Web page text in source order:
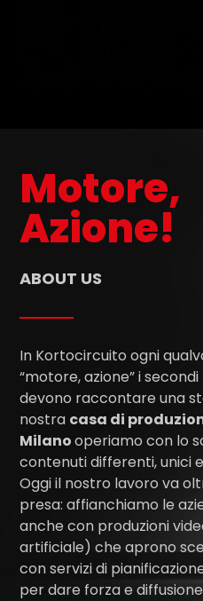
Motore,
Azione!
ABOUT US
In Kortocircuito ogni
“motore, azione” i
devono raccontare una
nostra casa di
Milanooperiamo con lo
contenuti differenti, unici e
Oggi il nostro lavoro va
presa: affianchiamo le
anche con produzioni
artificiale) che aprono
con servizi di
per dare forza e